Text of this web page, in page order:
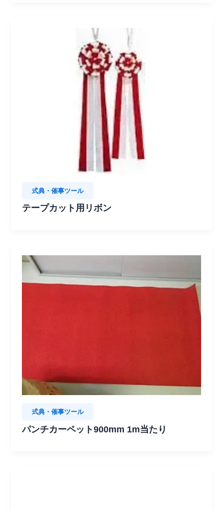
式典・催事ツール
テープカット用リボン
式典・催事ツール
パンチカーペット900mm 1m当たり